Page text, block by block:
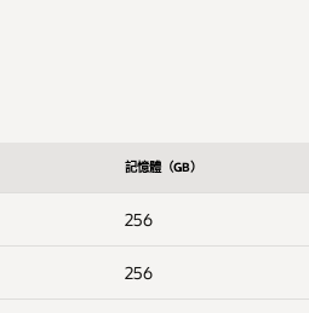
記憶體（GB）
256
256